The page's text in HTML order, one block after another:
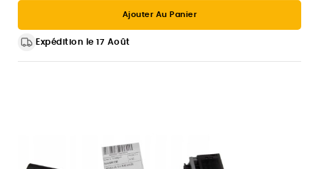
Ajouter Au Panier
Expédition le 17 Août